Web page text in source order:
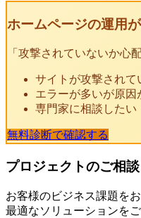
ホームページの運用
「攻撃されていないか
サイトが攻撃されて
エラーが多いが原因
専門家に相談したい
無料診断で確認する
プロジェクトのご相
お客様のビジネス課題を
最適なソリューションを